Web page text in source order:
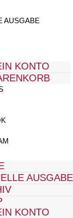
AUSGABE
KONTO
AUSGABE
KONTO